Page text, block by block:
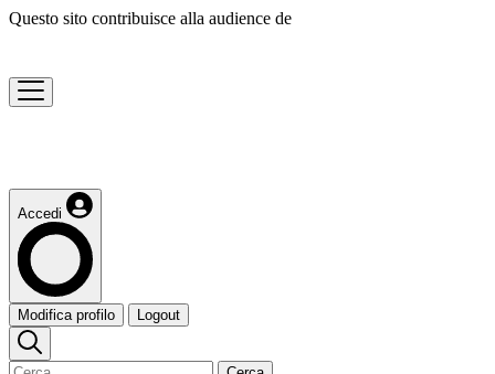
Questo sito contribuisce alla audience de
Accedi
Modifica profilo Logout